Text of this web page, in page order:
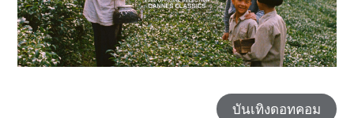
บันเทิงดอทคอม